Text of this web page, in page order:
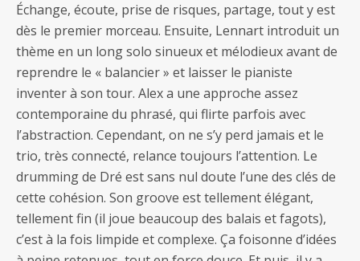
Échange, écoute, prise de risques, partage, tout y est
dès le premier morceau. Ensuite, Lennart introduit un
thème en un long solo sinueux et mélodieux avant de
reprendre le « balancier » et laisser le pianiste
inventer à son tour. Alex a une approche assez
contemporaine du phrasé, qui flirte parfois avec
l’abstraction. Cependant, on ne s’y perd jamais et le
trio, très connecté, relance toujours l’attention. Le
drumming de Dré est sans nul doute l’une des clés de
cette cohésion. Son groove est tellement élégant,
tellement fin (il joue beaucoup des balais et fagots),
c’est à la fois limpide et complexe. Ça foisonne d’idées